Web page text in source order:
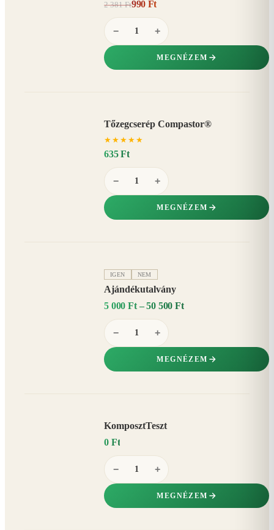
2 381 Ft990 Ft
− +
MEGNÉZEM
Tőzegcserép Compastor®
★ ★ ★ ★ ★
635 Ft
− +
MEGNÉZEM
IGEN NEM
Ajándékutalvány
5 000 Ft – 50 500 Ft
− +
MEGNÉZEM
KomposztTeszt
0 Ft
− +
MEGNÉZEM